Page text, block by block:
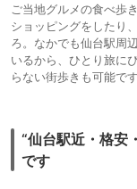
ご当地グルメの食べ歩
ショッピングをしたり
ろ。なかでも仙台駅周
いるから、ひとり旅に
らない街歩きも可能で
“仙台駅近・格安
です